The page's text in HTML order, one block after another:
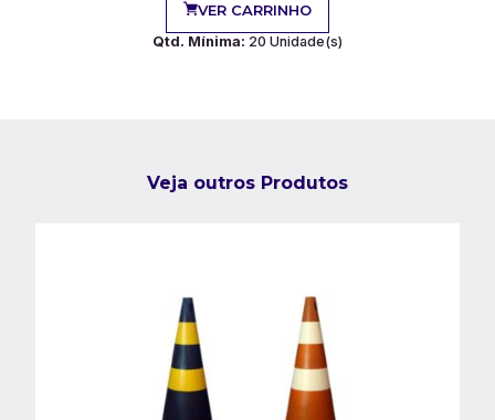
VER CARRINHO
Qtd. Mínima: 20 Unidade(s)
Veja outros Produtos